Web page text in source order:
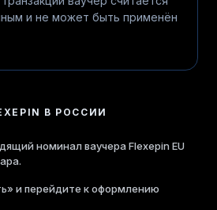
и не может быть применён
В РОССИИ
номинал ваучера Flexepin EU
и перейдите к оформлению